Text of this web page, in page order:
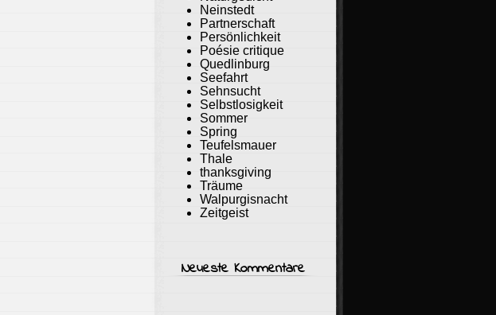
Neinstedt
Partnerschaft
Persönlichkeit
Poésie critique
Quedlinburg
Seefahrt
Sehnsucht
Selbstlosigkeit
Sommer
Spring
Teufelsmauer
Thale
thanksgiving
Träume
Walpurgisnacht
Zeitgeist
Neueste Kommentare